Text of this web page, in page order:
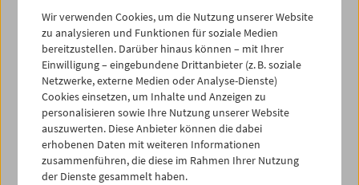
Premiere:Le formiche di Mida (Die Ameisen des
Midas)
Wir verwenden Cookies, um die Nutzung unserer Website
zu analysieren und Funktionen für soziale Medien
bereitzustellen. Darüber hinaus können – mit Ihrer
Einwilligung – eingebundene Drittanbieter (z. B. soziale
Netzwerke, externe Medien oder Analyse-Dienste)
Cookies einsetzen, um Inhalte und Anzeigen zu
personalisieren sowie Ihre Nutzung unserer Website
auszuwerten. Diese Anbieter können die dabei
erhobenen Daten mit weiteren Informationen
zusammenführen, die diese im Rahmen Ihrer Nutzung
der Dienste gesammelt haben.